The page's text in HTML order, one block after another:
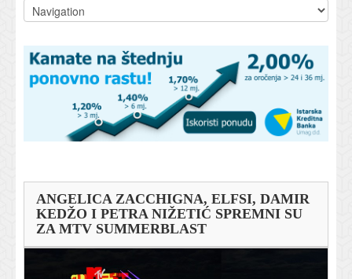
ANGELICA ZACCHIGNA, ELFSI, DAMIR
KEDŽO I PETRA NIŽETIĆ SPREMNI SU
ZA MTV SUMMERBLAST